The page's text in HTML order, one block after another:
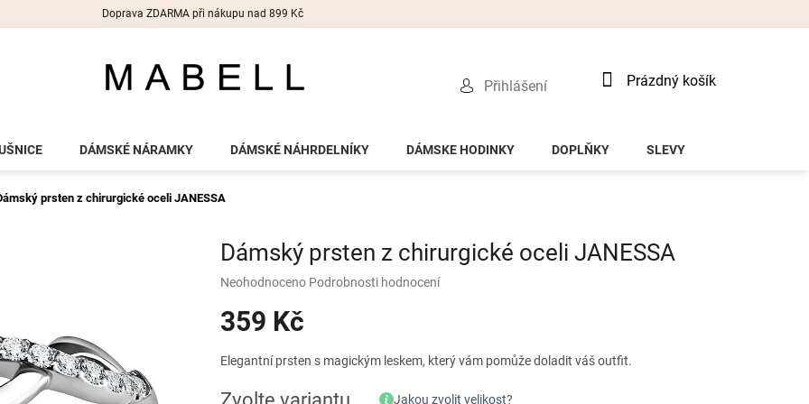
Doprava ZDARMA při nákupu nad 899 Kč
Přihlášení
Nákupní
Prázdný košík
DÁMSKÉ NÁRAMKY DÁMSKÉ NÁHRDELNÍKY DÁMSKE HODINKY DOPLŇKY SLEVY
prsten z chirurgické oceli JANESSA
Dámský prsten z chirurgické oceli JANESSA
Průměrné
produktu
je
z
Neohodnoceno Podrobnosti hodnocení
359 Kč
cena:
Elegantní prsten s magickým leskem, který vám pomůže doladit váš outfit.
Jakou zvolit velikost?